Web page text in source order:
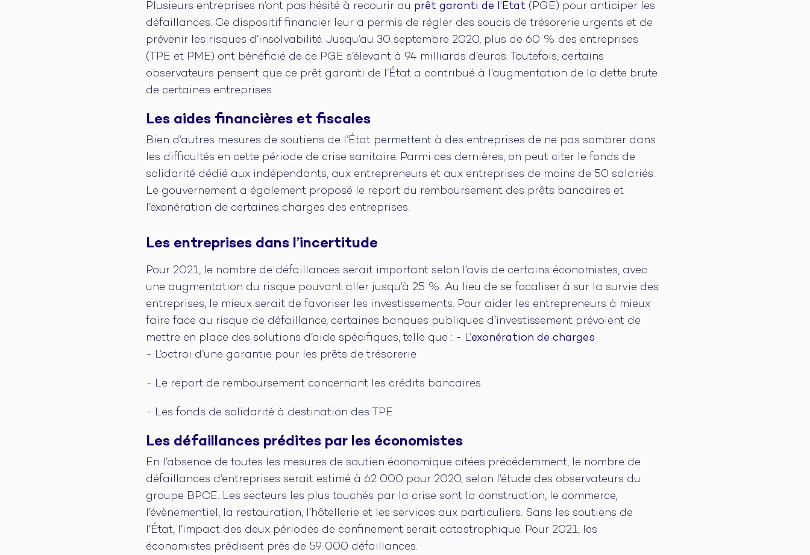
Plusieurs entreprises n’ont pas hésité à recourir au prêt garanti de l’État (PGE) pour anticiper les
défaillances. Ce dispositif financier leur a permis de régler des soucis de trésorerie urgents et de
prévenir les risques d’insolvabilité. Jusqu’au 30 septembre 2020, plus de 60 % des entreprises
(TPE et PME) ont bénéficié de ce PGE s’élevant à 94 milliards d’euros. Toutefois, certains
observateurs pensent que ce prêt garanti de l’État a contribué à l’augmentation de la dette brute
de certaines entreprises.
Les aides financières et fiscales
Bien d’autres mesures de soutiens de l’État permettent à des entreprises de ne pas sombrer dans
les difficultés en cette période de crise sanitaire. Parmi ces dernières, on peut citer le fonds de
solidarité dédié aux indépendants, aux entrepreneurs et aux entreprises de moins de 50 salariés.
Le gouvernement a également proposé le report du remboursement des prêts bancaires et
l’exonération de certaines charges des entreprises.
Les entreprises dans l’incertitude
Pour 2021, le nombre de défaillances serait important selon l’avis de certains économistes, avec
une augmentation du risque pouvant aller jusqu’à 25 %. Au lieu de se focaliser à sur la survie des
entreprises, le mieux serait de favoriser les investissements. Pour aider les entrepreneurs à mieux
faire face au risque de défaillance, certaines banques publiques d’investissement prévoient de
mettre en place des solutions d’aide spécifiques, telle que : - L’exonération de charges
- L’octroi d’une garantie pour les prêts de trésorerie
- Le report de remboursement concernant les crédits bancaires
- Les fonds de solidarité à destination des TPE.
Les défaillances prédites par les économistes
En l’absence de toutes les mesures de soutien économique citées précédemment, le nombre de
défaillances d’entreprises serait estimé à 62 000 pour 2020, selon l’étude des observateurs du
groupe BPCE. Les secteurs les plus touchés par la crise sont la construction, le commerce,
l’évènementiel, la restauration, l’hôtellerie et les services aux particuliers. Sans les soutiens de
l’État, l’impact des deux périodes de confinement serait catastrophique. Pour 2021, les
économistes prédisent près de 59 000 défaillances.